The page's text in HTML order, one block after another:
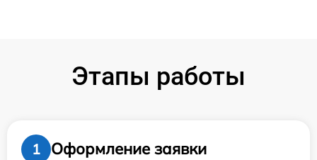
Этапы работы
1
Оформление заявки